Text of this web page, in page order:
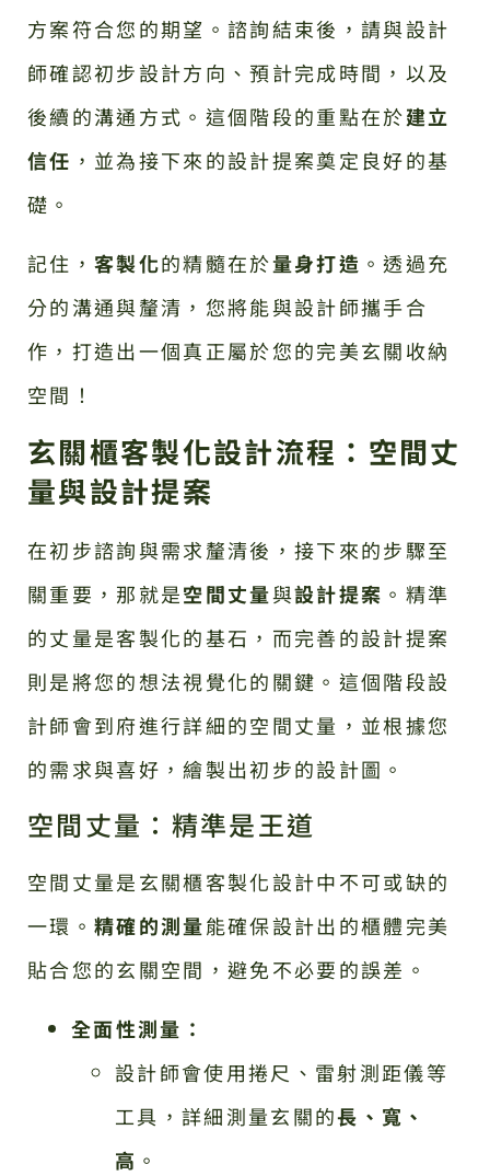
方案符合您的期望。諮詢結束後，請與設計
師確認初步設計方向、預計完成時間，以及
後續的溝通方式。這個階段的重點在於建立
信任 ，並為接下來的設計提案奠定良好的基
礎。
記住，客製化的精髓在於量身打造 。透過充
分的溝通與釐清，您將能與設計師攜手合
作，打造出一個真正屬於您的完美玄關收納
空間！
玄關櫃客製化設計流程：空間丈
量與設計提案
在初步諮詢與需求釐清後，接下來的步驟至
關重要，那就是空間丈量與設計提案 。精準
的丈量是客製化的基石，而完善的設計提案
則是將您的想法視覺化的關鍵。這個階段設
計師會到府進行詳細的空間丈量，並根據您
的需求與喜好，繪製出初步的設計圖。
空間丈量：精準是王道
空間丈量是玄關櫃客製化設計中不可或缺的
一環。精確的測量能確保設計出的櫃體完美
貼合您的玄關空間，避免不必要的誤差。
全面性測量：
設計師會使用捲尺、雷射測距儀等
工具，詳細測量玄關的長、寬、
高 。